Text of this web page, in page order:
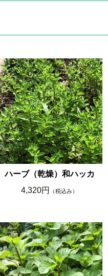
ハーブ（乾燥）和ハッカ
4,320円
（税込み）